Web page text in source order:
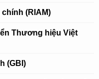
(RIAM)
Thương hiệu Việt
(GBI)